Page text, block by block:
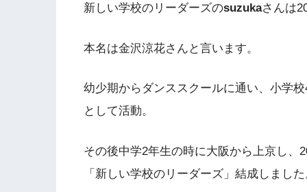
新しい学校のリーダーズのsuzukaさんは
本名は金沢涼花さんと言います。
幼少期からダンススクールに通い、小学
として活動。
その後中学2年生の時に大阪から上京し、
「新しい学校のリーダーズ」結成しまし